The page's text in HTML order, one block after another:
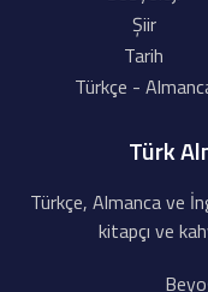
Şiir
Tarih
Türkçe -
Türk
Türkçe, Almanca ve
kitapçı ve